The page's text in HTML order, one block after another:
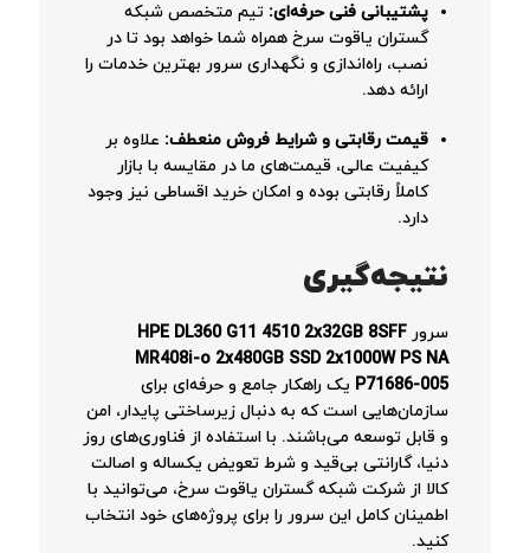
پشتیبانی فنی حرفه‌ای: تیم متخصص شبکه
گستران یاقوت سرخ همراه شما خواهد بود تا در
نصب، راه‌اندازی و نگهداری سرور بهترین خدمات را
ارائه دهد.
قیمت رقابتی و شرایط فروش منعطف: علاوه بر
کیفیت عالی، قیمت‌های ما در مقایسه با بازار
کاملاً رقابتی بوده و امکان خرید اقساطی نیز وجود
دارد.
نتیجه‌گیری
سرور HPE DL360 G11 4510 2x32GB 8SFF
MR408i-o 2x480GB SSD 2x1000W PS NA
P71686-005 یک راهکار جامع و حرفه‌ای برای
سازمان‌هایی است که به دنبال زیرساختی پایدار، امن
و قابل توسعه می‌باشند. با استفاده از فناوری‌های روز
دنیا، گارانتی بی‌قید و شرط تعویض یکساله و اصالت
کالا از شرکت شبکه گستران یاقوت سرخ، می‌توانید با
اطمینان کامل این سرور را برای پروژه‌های خود انتخاب
کنید.